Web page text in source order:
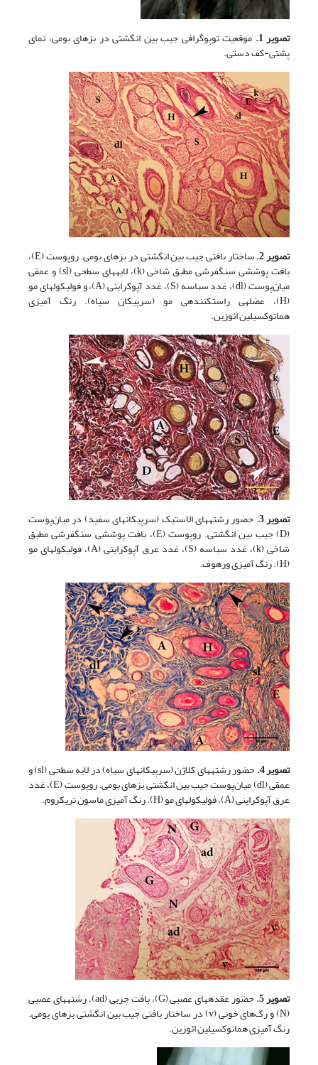
تصویر 1. موقعیت توپوگرافی جیب بین انگشتی در بزهای بومی، نمای
پشتی-کف دستی.
تصویر 2. ساختار بافتی جیب بین انگشتی در بزهای بومی. روپوست (E)،
بافت پوششی سنگفرشی مطبق شاخی (k)، لایه­های سطحی (sl) و عمقی
میان‌پوست (dl)، غدد سباسه (S)، غدد آپوکراینی (A)، و فولیکول­های مو
(H)، عضله­ی راست­کننده­ی مو (سرپیکان سیاه). رنگ آمیزی
هماتوکسیلین ائوزین.
تصویر 3. حضور رشته­های الاستیک (سرپیکان­های سفید) در میان‌پوست
(D) جیب بین انگشتی. روپوست (E)، بافت پوششی سنگفرشی مطبق
شاخی (k)، غدد سباسه (S)، غدد عرق آپوکراینی (A)، فولیکول­های مو
(H). رنگ آمیزی ورهوف.
تصویر 4. حضور رشته­های کلاژن (سرپیکان­های سیاه) در لایه سطحی (sl) و
عمقی (dl) میان‌پوست جیب بین انگشتی بزهای بومی. روپوست (E)، غدد
عرق آپوکراینی (A)، فولیکول­های مو (H). رنگ آمیزی ماسون تریکروم.
تصویر 5. حضور عقده­های عصبی (G)، بافت چربی (ad)، رشته­های عصبی
(N) و رگ‌های خونی (v) در ساختار بافتی جیب بین انگشتی بزهای بومی.
رنگ آمیزی هماتوکسیلین ائوزین.